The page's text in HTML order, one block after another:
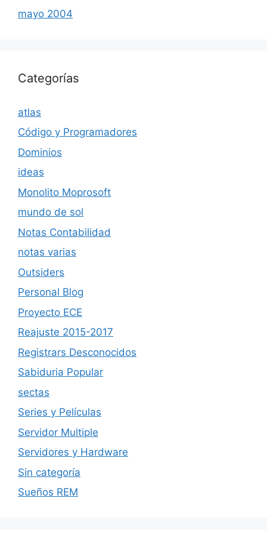
mayo 2004
Categorías
atlas
Código y Programadores
Dominios
ideas
Monolito Moprosoft
mundo de sol
Notas Contabilidad
notas varias
Outsiders
Personal Blog
Proyecto ECE
Reajuste 2015-2017
Registrars Desconocidos
Sabiduria Popular
sectas
Series y Películas
Servidor Multiple
Servidores y Hardware
Sin categoría
Sueños REM